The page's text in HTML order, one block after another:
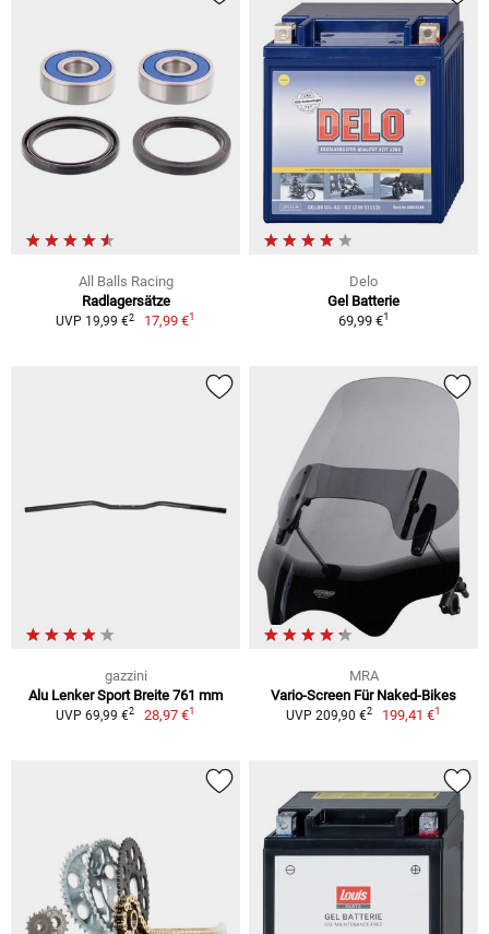
All Balls Racing
Radlagersätze
UVP 19,99 €2 17,99 €1
Delo
Gel Batterie
69,99 €1
gazzini
Alu Lenker Sport Breite 761 mm
UVP 69,99 €2 28,97 €1
MRA
Vario-Screen Für Naked-Bikes
UVP 209,90 €2 199,41 €1